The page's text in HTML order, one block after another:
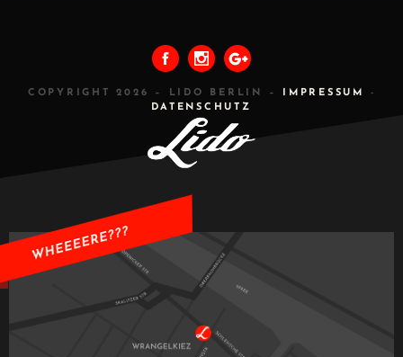
COPYRIGHT 2026 – LIDO BERLIN – IMPRESSUM
-
DATENSCHUTZ